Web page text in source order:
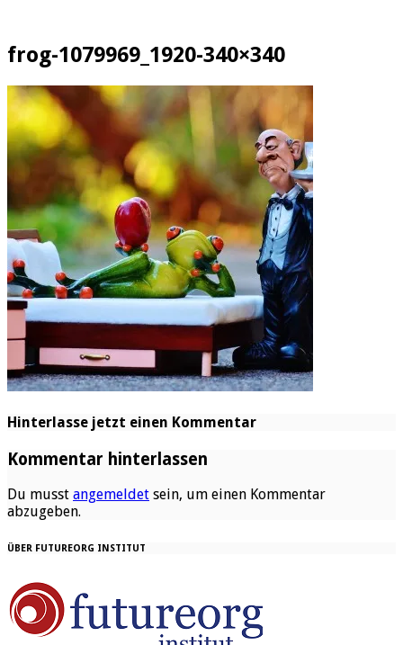
frog-1079969_1920-340×340
Hinterlasse jetzt einen Kommentar
Kommentar hinterlassen
Du musst angemeldet sein, um einen Kommentar
abzugeben.
ÜBER FUTUREORG INSTITUT